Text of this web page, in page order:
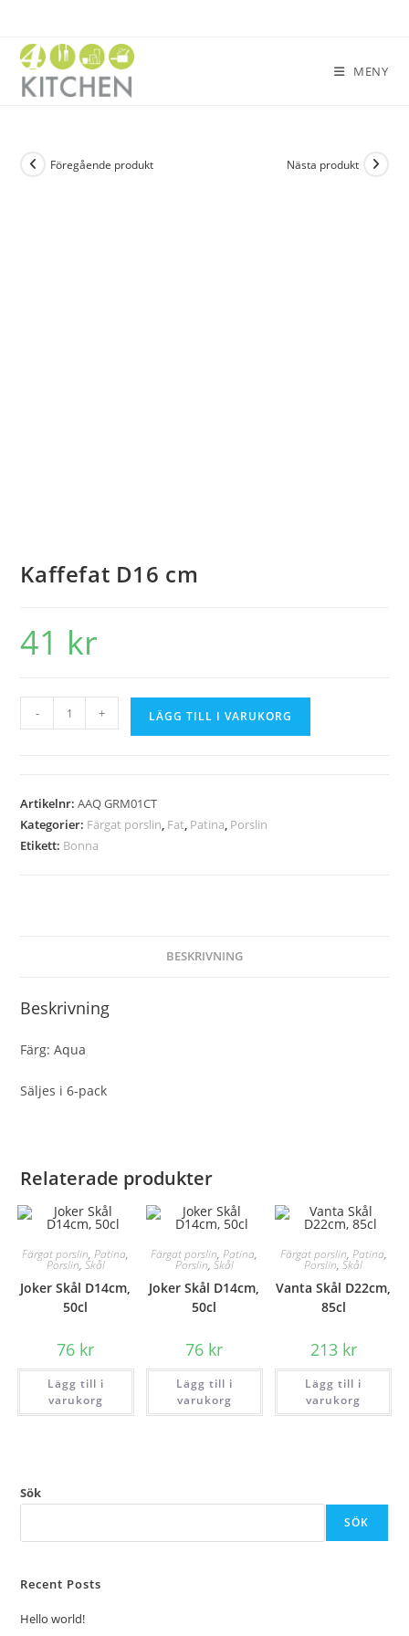
MENY
Föregående produkt Nästa produkt
Kaffefat D16 cm
41 kr
- + LÄGG TILL I VARUKORG
Artikelnr:AAQ GRM01CT
Kategorier: Färgat porslin, Fat, Patina, Porslin
Etikett: Bonna
BESKRIVNING
Beskrivning
Färg: Aqua
Säljes i 6-pack
Relaterade produkter
Färgat porslin,Patina,
Porslin, Skål
Joker Skål D14cm,
50cl
76 kr
Lägg till i
varukorg
Färgat porslin,Patina,
Porslin, Skål
Joker Skål D14cm,
50cl
76 kr
Lägg till i
varukorg
Färgat porslin, Patina,
Porslin,Skål
Vanta Skål D22cm,
85cl
213 kr
Lägg till i
varukorg
Sök
SÖK
Recent Posts
Hello world!